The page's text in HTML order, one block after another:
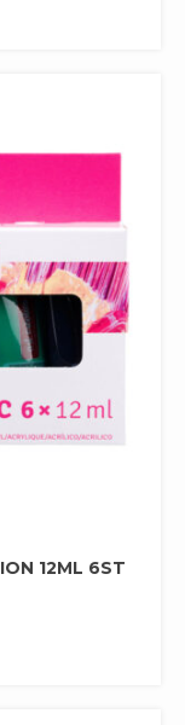
12ML 6ST